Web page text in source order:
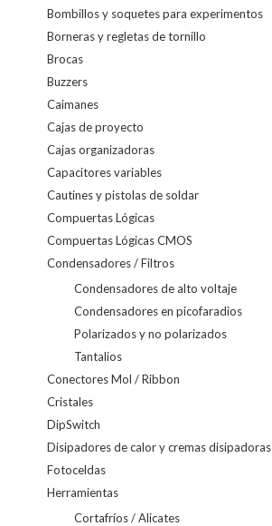
Bombillos y soquetes para experimentos
Borneras y regletas de tornillo
Brocas
Buzzers
Caimanes
Cajas de proyecto
Cajas organizadoras
Capacitores variables
Cautines y pistolas de soldar
Compuertas Lógicas
Compuertas Lógicas CMOS
Condensadores / Filtros
Condensadores de alto voltaje
Condensadores en picofaradios
Polarizados y no polarizados
Tantalios
Conectores Mol / Ribbon
Cristales
DipSwitch
Disipadores de calor y cremas disipadoras
Fotoceldas
Herramientas
Cortafríos / Alicates